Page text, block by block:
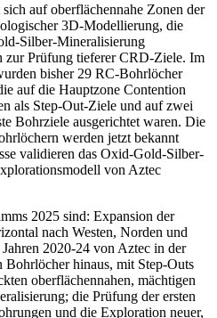
auf oberflächennahe Zonen der
3D-Modellierung, die
Silber-Mineralisierung
zur Prüfung tieferer CRD-Ziele. Im
bisher 29 RC-Bohrlöcher
auf die Hauptzone Contention
als Step-Out-Ziele und auf zwei
Bohrziele ausgerichtet waren. Die
werden jetzt bekannt
validieren das Oxid-Gold-Silber-
von Aztec
2025 sind: Expansion der
nach Westen, Norden und
2020-24 von Aztec in der
Bohrlöcher hinaus, mit Step-Outs
oberflächennahen, mächtigen
die Prüfung der ersten
und die Exploration neuer,